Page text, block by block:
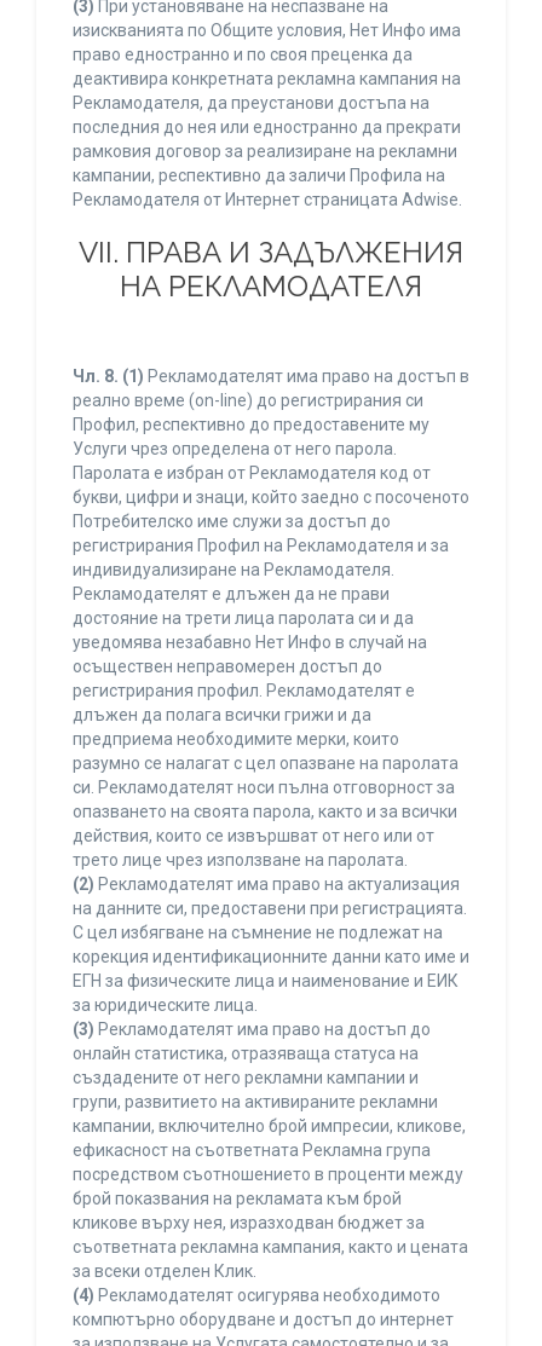
(3) При установяване на неспазване на
изискванията по Общите условия, Нет Инфо има
право едностранно и по своя преценка да
деактивира конкретната рекламна кампания на
Рекламодателя, да преустанови достъпа на
последния до нея или едностранно да прекрати
рамковия договор за реализиране на рекламни
кампании, респективно да заличи Профила на
Рекламодателя от Интернет страницата Adwise.
VII. ПРАВА И ЗАДЪЛЖЕНИЯ
НА РЕКЛАМОДАТЕЛЯ
Чл. 8. (1) Рекламодателят има право на достъп в
реално време (on-line) до регистрирания си
Профил, респективно до предоставените му
Услуги чрез определена от него парола.
Паролата е избран от Рекламодателя код от
букви, цифри и знаци, който заедно с посоченото
Потребителско име служи за достъп до
регистрирания Профил на Рекламодателя и за
индивидуализиране на Рекламодателя.
Рекламодателят е длъжен да не прави
достояние на трети лица паролата си и да
уведомява незабавно Нет Инфо в случай на
осъществен неправомерен достъп до
регистрирания профил. Рекламодателят е
длъжен да полага всички грижи и да
предприема необходимите мерки, които
разумно се налагат с цел опазване на паролата
си. Рекламодателят носи пълна отговорност за
опазването на своята парола, както и за всички
действия, които се извършват от него или от
трето лице чрез използване на паролата.
(2) Рекламодателят има право на актуализация
на данните си, предоставени при регистрацията.
С цел избягване на съмнение не подлежат на
корекция идентификационните данни като име и
ЕГН за физическите лица и наименование и ЕИК
за юридическите лица.
(3) Рекламодателят има право на достъп до
онлайн статистика, отразяваща статуса на
създадените от него рекламни кампании и
групи, развитието на активираните рекламни
кампании, включително брой импресии, кликове,
ефикасност на съответната Рекламна група
посредством съотношението в проценти между
брой показвания на рекламата към брой
кликове върху нея, изразходван бюджет за
съответната рекламна кампания, както и цената
за всеки отделен Клик.
(4) Рекламодателят осигурява необходимото
компютърно оборудване и достъп до интернет